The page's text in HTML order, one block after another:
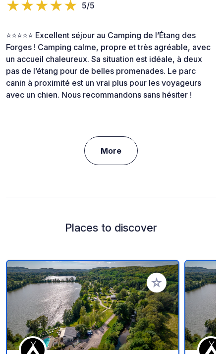
5/5
⭐⭐⭐⭐⭐ Excellent séjour au Camping de l’Étang des
Forges ! Camping calme, propre et très agréable, avec
un accueil chaleureux. Sa situation est idéale, à deux
pas de l’étang pour de belles promenades. Le parc
canin à proximité est un vrai plus pour les voyageurs
avec un chien. Nous recommandons sans hésiter !
More
Places to discover
Add to your